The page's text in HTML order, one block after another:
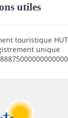
utiles
touristique
unique